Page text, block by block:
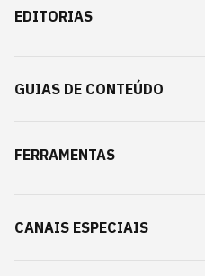
EDITORIAS
GUIAS DE CONTEÚDO
FERRAMENTAS
CANAIS ESPECIAIS